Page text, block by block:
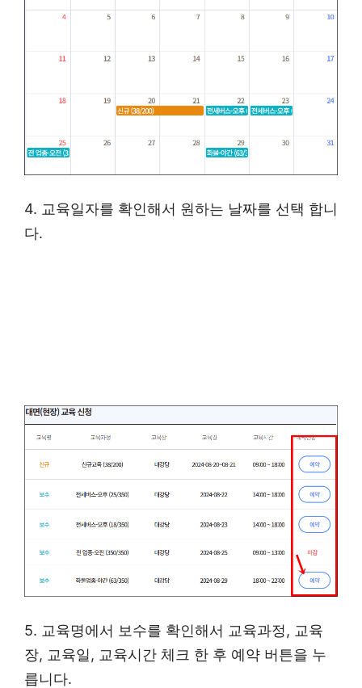
4. 교육일자를 확인해서 원하는 날짜를 선택 합니
다.
5. 교육명에서 보수를 확인해서 교육과정, 교육
장, 교육일, 교육시간 체크 한 후 예약 버튼을 누
릅니다.